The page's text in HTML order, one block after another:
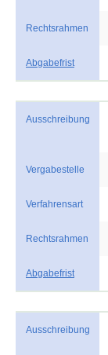
Rechtsrahmen
Abgabefrist
Ausschreibung
Vergabestelle
Verfahrensart
Rechtsrahmen
Abgabefrist
Ausschreibung